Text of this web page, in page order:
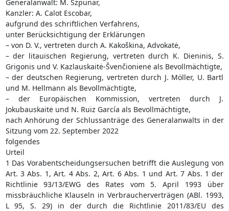
Generalanwalt: M. Szpunar,
Kanzler: A. Calot Escobar,
aufgrund des schriftlichen Verfahrens,
unter Berücksichtigung der Erklärungen
– von D. V., vertreten durch A. Kakoškina, Advokatė,
– der litauischen Regierung, vertreten durch K. Dieninis, S.
Grigonis und V. Kazlauskaitė-Švenčionienė als Bevollmächtigte,
– der deutschen Regierung, vertreten durch J. Möller, U. Bartl
und M. Hellmann als Bevollmächtigte,
– der Europäischen Kommission, vertreten durch J.
Jokubauskaitė und N. Ruiz García als Bevollmächtigte,
nach Anhörung der Schlussanträge des Generalanwalts in der
Sitzung vom 22. September 2022
folgendes
Urteil
1 Das Vorabentscheidungsersuchen betrifft die Auslegung von
Art. 3 Abs. 1, Art. 4 Abs. 2, Art. 6 Abs. 1 und Art. 7 Abs. 1 der
Richtlinie 93/13/EWG des Rates vom 5. April 1993 über
missbräuchliche Klauseln in Verbraucherverträgen (ABl. 1993,
L 95, S. 29) in der durch die Richtlinie 2011/83/EU des